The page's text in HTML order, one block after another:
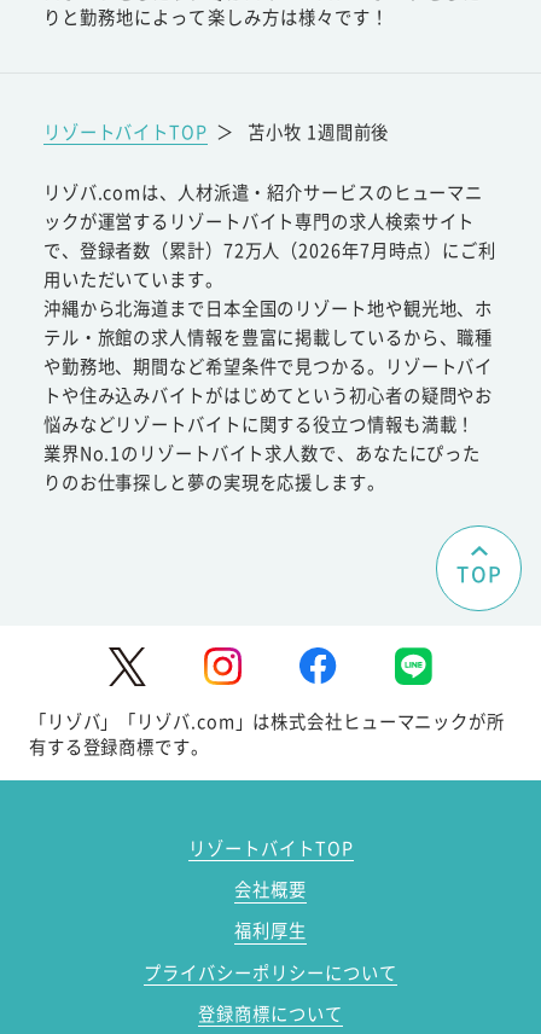
りと勤務地によって楽しみ方は様々です！
リゾートバイトTOP ＞ 苫小牧 1週間前後
リゾバ.comは、人材派遣・紹介サービスのヒューマニ
ックが運営するリゾートバイト専門の求人検索サイト
で、登録者数（累計）72万人（2026年7月時点）にご利
用いただいています。
沖縄から北海道まで日本全国のリゾート地や観光地、ホ
テル・旅館の求人情報を豊富に掲載しているから、職種
や勤務地、期間など希望条件で見つかる。リゾートバイ
トや住み込みバイトがはじめてという初心者の疑問やお
悩みなどリゾートバイトに関する役立つ情報も満載！
業界No.1のリゾートバイト求人数で、あなたにぴった
りのお仕事探しと夢の実現を応援します。
TOP
「リゾバ」「リゾバ.com」は株式会社ヒューマニックが所
有する登録商標です。
リゾートバイトTOP
会社概要
福利厚生
プライバシーポリシーについて
登録商標について